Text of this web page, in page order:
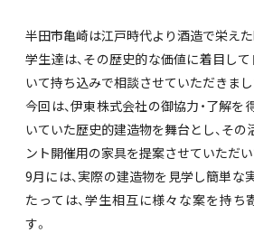
半田市亀崎は江戸時代より酒造で栄えた
学生達は、その歴史的な価値に着目し
いて持ち込みで相談させていただきまし
今回は、伊東株式会社の御協力・了解を
いていた歴史的建造物を舞台とし、その
ント開催用の家具を提案させていただい
9月には、実際の建造物を見学し簡単な
たっては、学生相互に様々な案を持ち
す。